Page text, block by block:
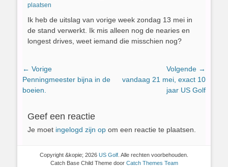
op
plaatsen
Ik heb de uitslag van vorige week zondag 13 mei in
de stand verwerkt. Ik mis alleen nog de nearies en
longest drives, weet iemand die misschien nog?
Bericht
navigatie
← Vorige
Vorig
bericht:
Penningmeester bijna in de
boeien.
Volgende →
Volgend
vandaag 21 mei, exact 10
jaar US Golf
Geef een reactie
Je moet ingelogd zijn op om een reactie te plaatsen.
Copyright &kopie; 2026 US Golf . Alle rechten voorbehouden.
Catch Base Child Theme door Catch Themes Team